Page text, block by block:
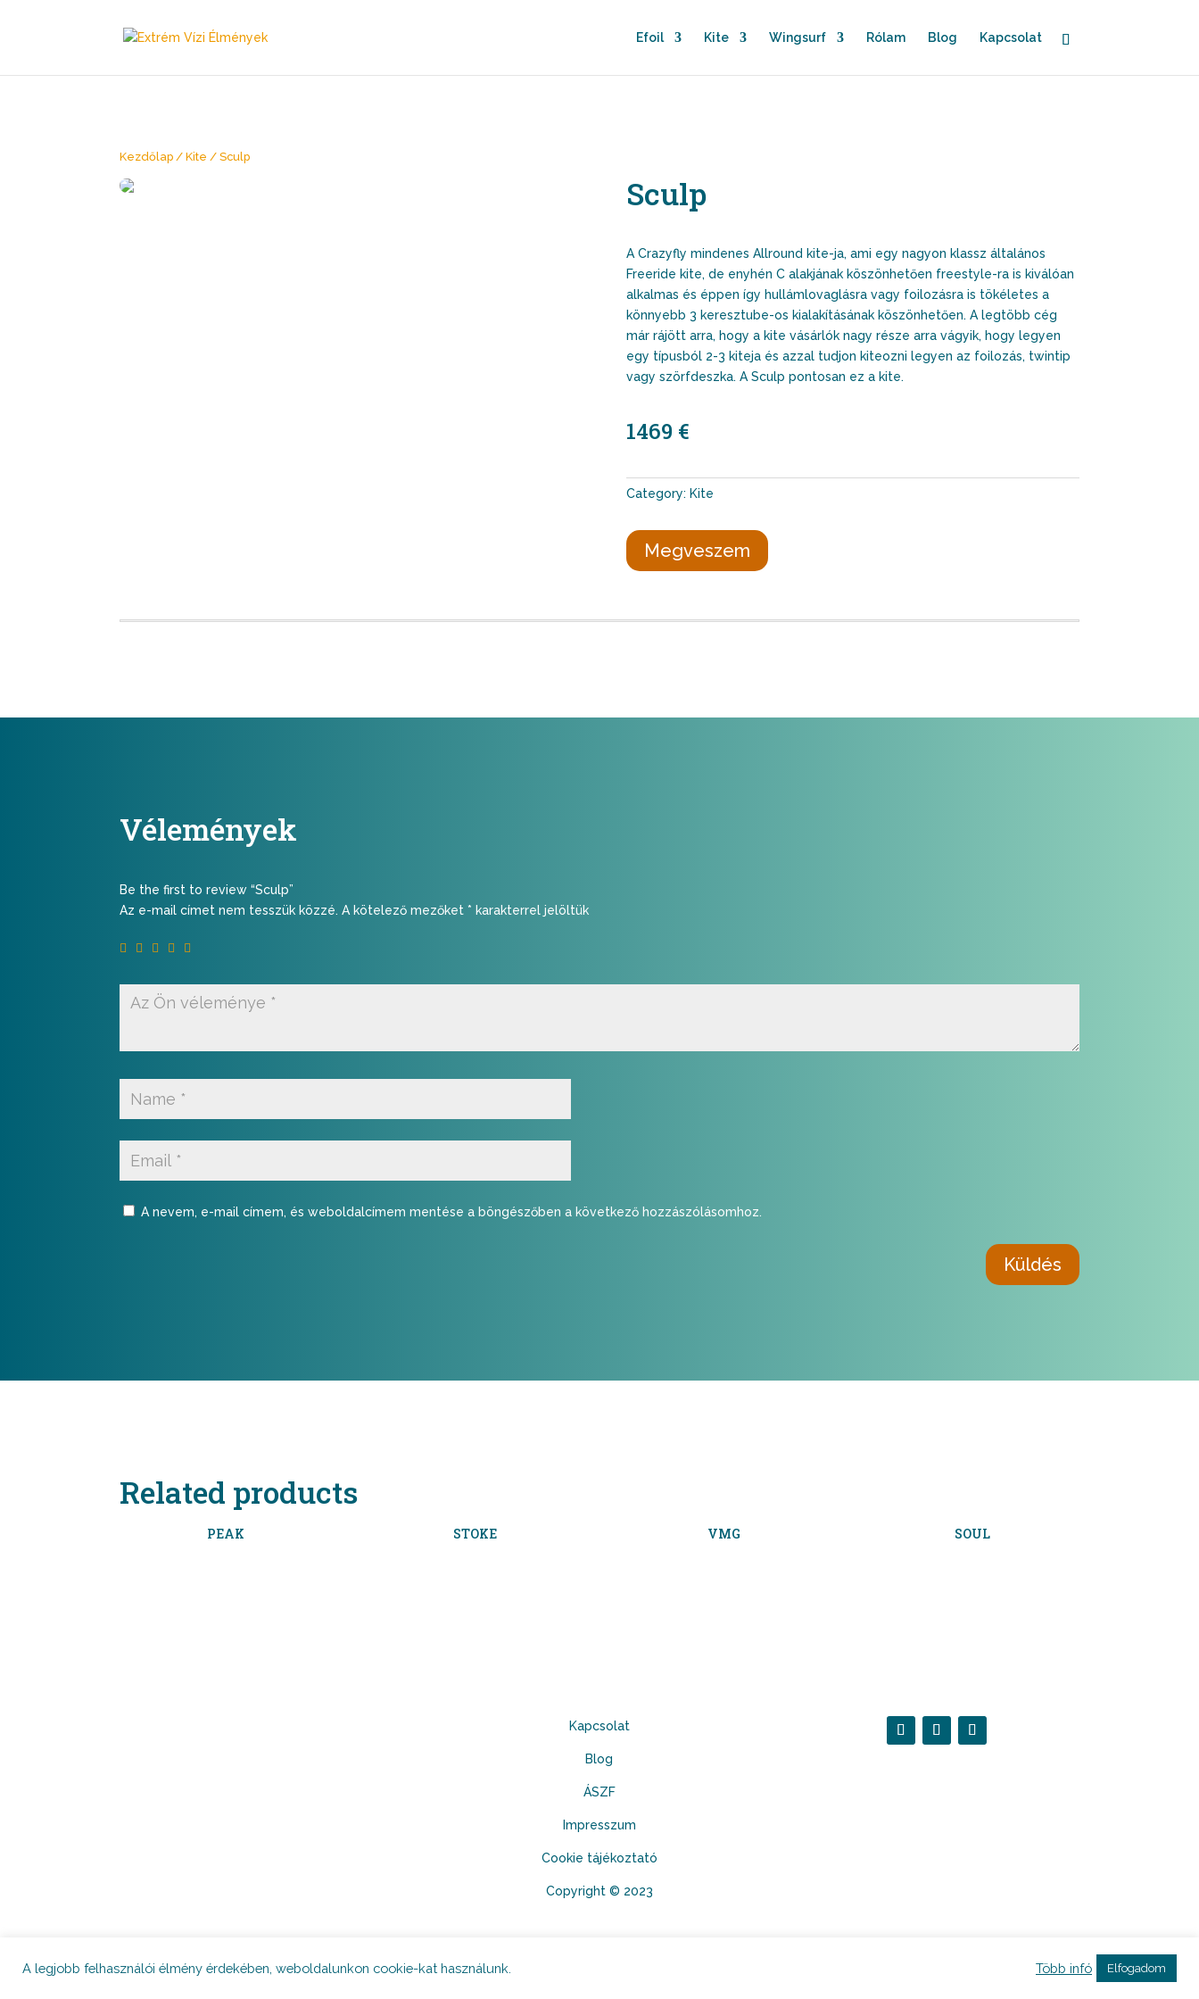
Efoil Kite Wingsurf Rólam Blog Kapcsolat
Kezdőlap /Kite / Sculp
Sculp
A Crazyfly mindenes Allround kite-ja, ami egy nagyon klassz általános
Freeride kite, de enyhén C alakjának köszönhetően freestyle-ra is kiválóan
alkalmas és éppen így hullámlovaglásra vagy foilozásra is tökéletes a
könnyebb 3 keresztube-os kialakításának köszönhetően. A legtöbb cég
már rájött arra, hogy a kite vásárlók nagy része arra vágyik, hogy legyen
egy típusból 2-3 kiteja és azzal tudjon kiteozni legyen az foilozás, twintip
vagy szörfdeszka. A Sculp pontosan ez a kite.
1469 €
Category: Kite
Megveszem
Vélemények
Be the first to review “Sculp”
Az e-mail címet nem tesszük közzé. A kötelező mezőket* karakterrel jelöltük
A nevem, e-mail címem, és weboldalcímem mentése a böngészőben a következő hozzászólásomhoz.
Küldés
Related products
PEAK STOKE VMG SOUL
Kapcsolat
Blog
ÁSZF
Impresszum
Cookie tájékoztató
Copyright © 2023
A legjobb felhasználói élmény érdekében, weboldalunkon cookie-kat használunk. Több infó Elfogadom